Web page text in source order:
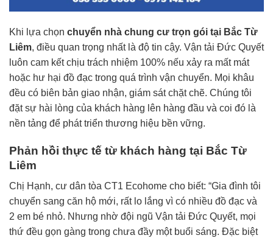
Khi lựa chọn chuyển nhà chung cư trọn gói tại Bắc Từ
Liêm, điều quan trọng nhất là độ tin cậy. Vận tải Đức Quyết
luôn cam kết chịu trách nhiệm 100% nếu xảy ra mất mát
hoặc hư hại đồ đạc trong quá trình vận chuyển. Mọi khâu
đều có biên bản giao nhận, giám sát chặt chẽ. Chúng tôi
đặt sự hài lòng của khách hàng lên hàng đầu và coi đó là
nền tảng để phát triển thương hiệu bền vững.
Phản hồi thực tế từ khách hàng tại Bắc Từ
Liêm
Chị Hạnh, cư dân tòa CT1 Ecohome cho biết: “Gia đình tôi
chuyển sang căn hộ mới, rất lo lắng vì có nhiều đồ đạc và
2 em bé nhỏ. Nhưng nhờ đội ngũ Vận tải Đức Quyết, mọi
thứ đều gọn gàng trong chưa đầy một buổi sáng. Đặc biệt